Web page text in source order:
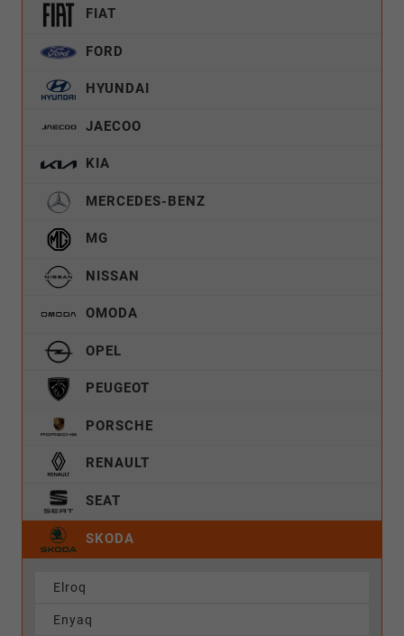
FIAT
FORD
HYUNDAI
JAECOO
KIA
MERCEDES-BENZ
MG
NISSAN
OMODA
OPEL
PEUGEOT
PORSCHE
RENAULT
SEAT
SKODA
Elroq
Enyaq